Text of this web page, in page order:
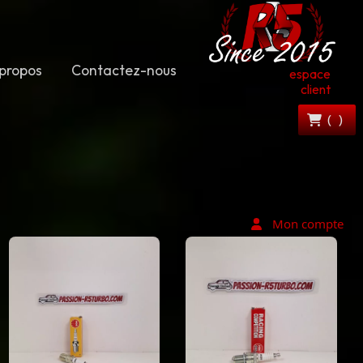
Contactez-nous
espace
client
()
Mon compte